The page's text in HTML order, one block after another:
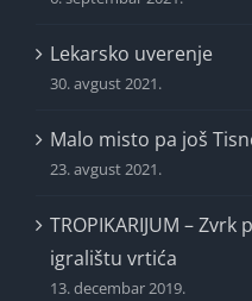
Lekarsko uverenje
30. avgust 2021.
Malo misto pa još
23. avgust 2021.
TROPIKARIJUM –
igralištu vrtića
13. decembar 2019.